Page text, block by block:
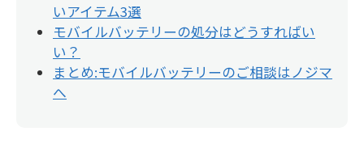
いアイテム3選
モバイルバッテリーの処分はどうすればい
い？
まとめ:モバイルバッテリーのご相談はノジマ
へ